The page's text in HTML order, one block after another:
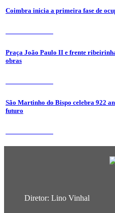
Coimbra inicia a primeira fase de
Praça João Paulo II e frente
obras
São Martinho do Bispo celebra 922
futuro
Diretor: Lino Vinhal